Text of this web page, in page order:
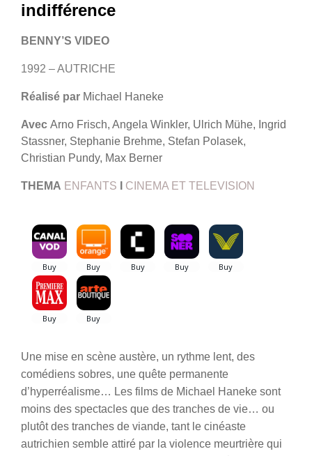
indifférence
BENNY’S VIDEO
1992 – AUTRICHE
Réalisé par Michael Haneke
Avec Arno Frisch, Angela Winkler, Ulrich Mühe, Ingrid
Stassner, Stephanie Brehme, Stefan Polasek,
Christian Pundy, Max Berner
THEMA ENFANTS CINEMA ET TELEVISION
Une mise en scène austère, un rythme lent, des
comédiens sobres, une quête permanente
d’hyperréalisme… Les films de Michael Haneke sont
moins des spectacles que des tranches de vie… ou
plutôt des tranches de viande, tant le cinéaste
autrichien semble attiré par la violence meurtrière qui